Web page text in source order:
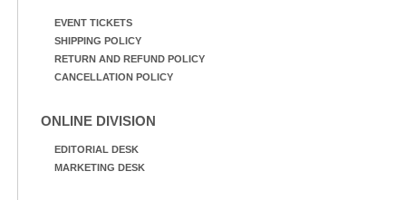
EVENT TICKETS
SHIPPING POLICY
RETURN AND REFUND POLICY
CANCELLATION POLICY
ONLINE DIVISION
EDITORIAL DESK
MARKETING DESK